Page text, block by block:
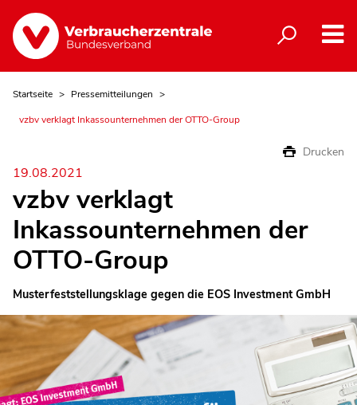
Startseite
Pressemitteilungen
vzbv verklagt Inkassounternehmen der OTTO-Group
Drucken
19.08.2021
vzbv verklagt
Inkassounternehmen der
OTTO-Group
Musterfeststellungsklage gegen die EOS Investment GmbH